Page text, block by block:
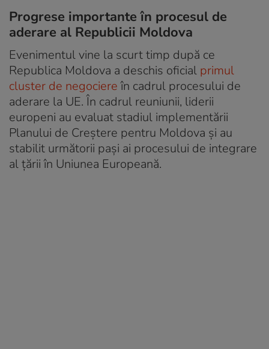
Progrese importante în procesul de
aderare al Republicii Moldova
Evenimentul vine la scurt timp după ce
Republica Moldova a deschis oficial primul
cluster de negociereîn cadrul procesului de
aderare la UE. În cadrul reuniunii, liderii
europeni au evaluat stadiul implementării
Planului de Creștere pentru Moldova și au
stabilit următorii pași ai procesului de integrare
al țării în Uniunea Europeană.